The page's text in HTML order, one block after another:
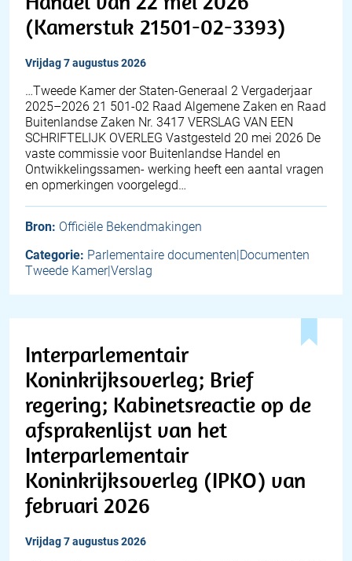
(Kamerstuk 21501-02-3393)
vrijdag 7 augustus 2026
…Tweede Kamer der Staten-Generaal 2 Vergaderjaar
2025–2026 21 501-02 Raad Algemene Zaken en Raad
Buitenlandse Zaken Nr. 3417 VERSLAG VAN EEN
SCHRIFTELIJK OVERLEG Vastgesteld 20 mei 2026 De
vaste commissie voor Buitenlandse Handel en
Ontwikkelingssamen- werking heeft een aantal vragen
en opmerkingen voorgelegd…
Bron: Officiële Bekendmakingen
Categorie: Parlementaire documenten|Documenten
Tweede Kamer|Verslag
Interparlementair
Koninkrijksoverleg; Brief
regering; Kabinetsreactie op de
afsprakenlijst van het
Interparlementair
Koninkrijksoverleg (IPKO) van
februari 2026
vrijdag 7 augustus 2026